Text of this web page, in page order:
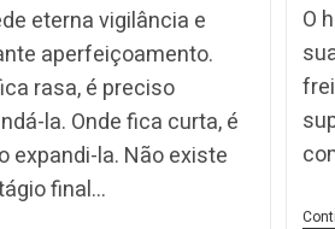
eterna vigilância e
aperfeiçoamento.
rasa, é preciso
la. Onde fica curta, é
expandi-la. Não existe
final…
O